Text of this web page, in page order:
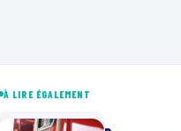
À LIRE ÉGALEMENT